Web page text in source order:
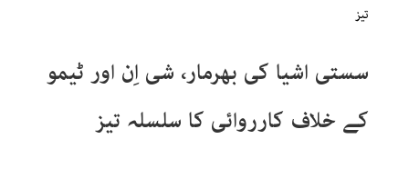
تیز
سستی اشیا کی بھرمار، شی اِن اور ٹیمو
کے خلاف کارروائی کا سلسلہ تیز